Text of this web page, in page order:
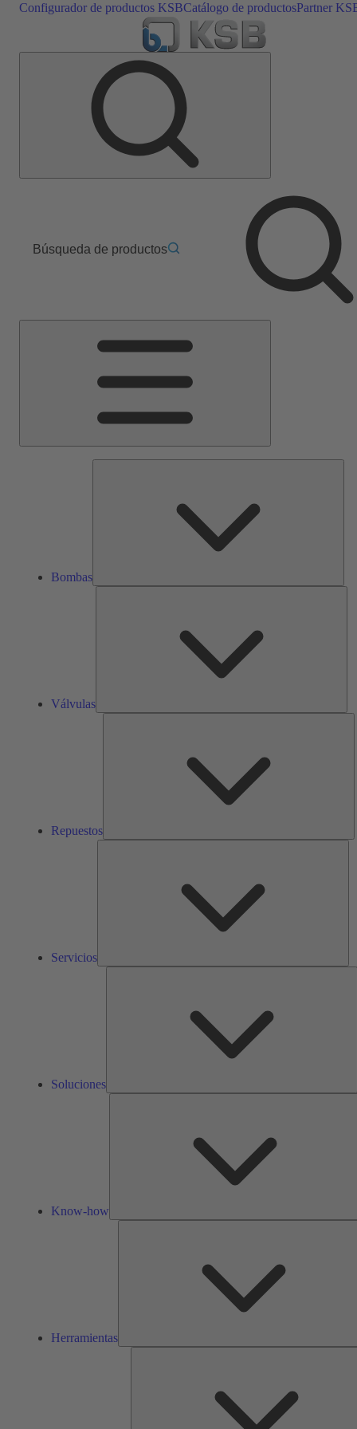
Configurador de productos KSBCatálogo de productosPartner
Búsqueda de productos
Bombas
Válvulas
Repuestos
Servicios
Soluciones
Know-how
Herramientas